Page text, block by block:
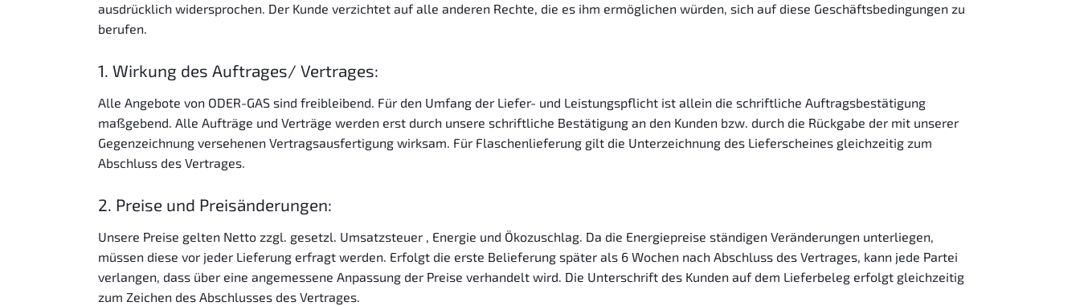
ausdrücklich widersprochen. Der Kunde verzichtet auf alle anderen Rechte, die es ihm ermöglichen würden, sich auf diese Geschäftsbedingungen zu
berufen.
1. Wirkung des Auftrages/ Vertrages:
Alle Angebote von ODER-GAS sind freibleibend. Für den Umfang der Liefer- und Leistungspflicht ist allein die schriftliche Auftragsbestätigung
maßgebend. Alle Aufträge und Verträge werden erst durch unsere schriftliche Bestätigung an den Kunden bzw. durch die Rückgabe der mit unserer
Gegenzeichnung versehenen Vertragsausfertigung wirksam. Für Flaschenlieferung gilt die Unterzeichnung des Lieferscheines gleichzeitig zum
Abschluss des Vertrages.
2. Preise und Preisänderungen:
Unsere Preise gelten Netto zzgl. gesetzl. Umsatzsteuer , Energie und Ökozuschlag. Da die Energiepreise ständigen Veränderungen unterliegen,
müssen diese vor jeder Lieferung erfragt werden. Erfolgt die erste Belieferung später als 6 Wochen nach Abschluss des Vertrages, kann jede Partei
verlangen, dass über eine angemessene Anpassung der Preise verhandelt wird. Die Unterschrift des Kunden auf dem Lieferbeleg erfolgt gleichzeitig
zum Zeichen des Abschlusses des Vertrages.